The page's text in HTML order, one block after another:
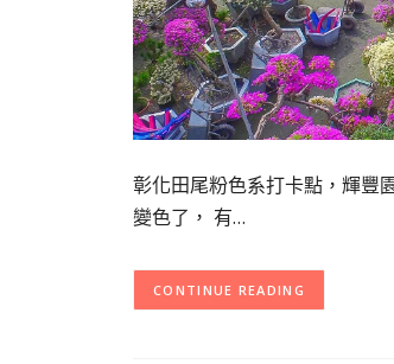
彰化田尾粉色系打卡點，輝豐
變色了， 有…
CONTINUE READING